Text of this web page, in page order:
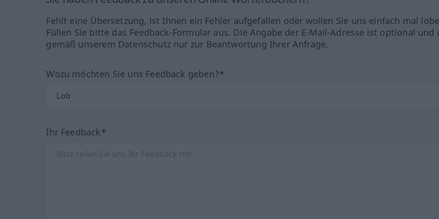
Fehlt eine Übersetzung, ist Ihnen ein Fehler aufgefallen oder wollen Sie uns einfach mal
Füllen Sie bitte das Feedback-Formular aus. Die Angabe der E-Mail-Adresse ist optional und
gemäß unserem Datenschutz nur zur Beantwortung Ihrer Anfrage.
Wozu möchten Sie uns Feedback geben?*
Ihr Feedback*